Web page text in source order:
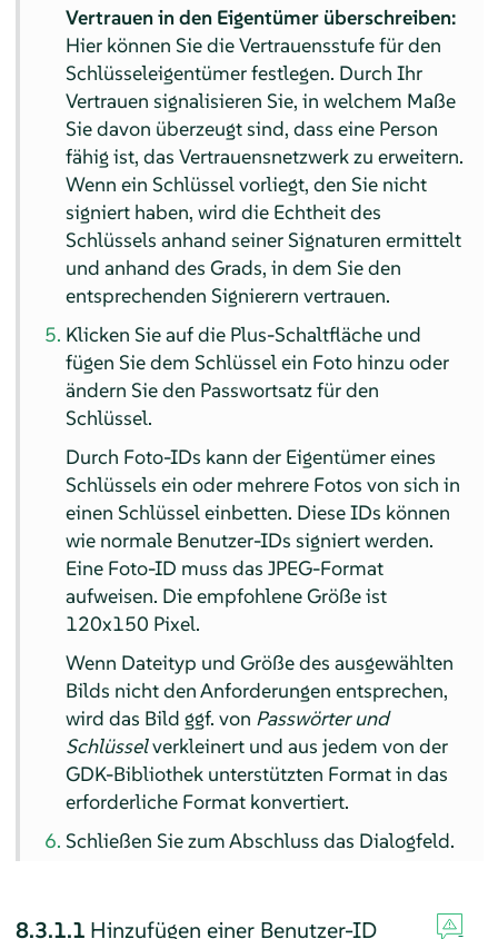
Vertrauen in den Eigentümer überschreiben:
Hier können Sie die Vertrauensstufe für den
Schlüsseleigentümer festlegen. Durch Ihr
Vertrauen signalisieren Sie, in welchem Maße
Sie davon überzeugt sind, dass eine Person
fähig ist, das Vertrauensnetzwerk zu erweitern.
Wenn ein Schlüssel vorliegt, den Sie nicht
signiert haben, wird die Echtheit des
Schlüssels anhand seiner Signaturen ermittelt
und anhand des Grads, in dem Sie den
entsprechenden Signierern vertrauen.
Klicken Sie auf die Plus-Schaltfläche und
fügen Sie dem Schlüssel ein Foto hinzu oder
ändern Sie den Passwortsatz für den
Schlüssel.
Durch Foto-IDs kann der Eigentümer eines
Schlüssels ein oder mehrere Fotos von sich in
einen Schlüssel einbetten. Diese IDs können
wie normale Benutzer-IDs signiert werden.
Eine Foto-ID muss das JPEG-Format
aufweisen. Die empfohlene Größe ist
120x150 Pixel.
Wenn Dateityp und Größe des ausgewählten
Bilds nicht den Anforderungen entsprechen,
wird das Bild ggf. von Passwörter und
Schlüsselverkleinert und aus jedem von der
GDK-Bibliothek unterstützten Format in das
erforderliche Format konvertiert.
Schließen Sie zum Abschluss das Dialogfeld.
8.3.1.1 Hinzufügen einer Benutzer-ID